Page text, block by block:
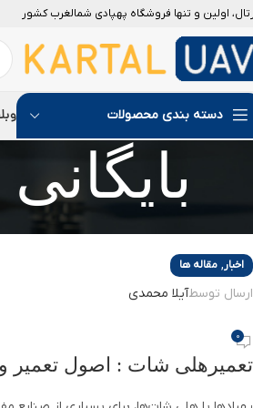
اولین و تنها فروشگاه پهپادی شمالغرب کشور
دسته بندی محصولات
12
آگوست
اخبار, مقاله ها
ارسال توسطآیلا محمدی
0
تعمیرهلی شات : اصول تعمیر و